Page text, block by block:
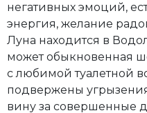
негативных эмоций,
энергия, желание
Луна находится в
может обыкновенная
с любимой туалетной
подвержены
вину за совершенные